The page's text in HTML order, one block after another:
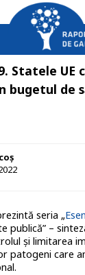
Statele UE
bugetul de
seria „
publică” –
și limitarea
patogeni care